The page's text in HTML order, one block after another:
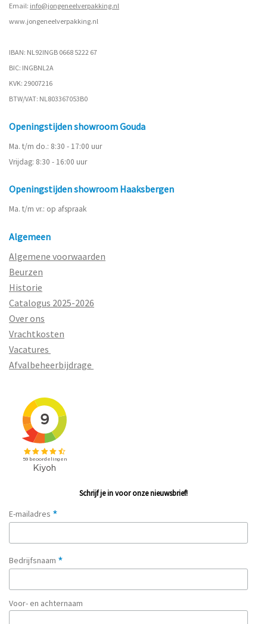
Email: info@jongeneelverpakking.nl
www.jongeneelverpakking.nl
IBAN: NL92INGB 0668 5222 67
BIC: INGBNL2A
KVK: 29007216
BTW/VAT: NL803367053B0
Openingstijden showroom Gouda
Ma. t/m do.: 8:30 - 17:00 uur
Vrijdag: 8:30 - 16:00 uur
Openingstijden showroom Haaksbergen
Ma. t/m vr.: op afspraak
Algemeen
Algemene voorwaarden
Beurzen
Historie
Catalogus 2025-2026
Over ons
Vrachtkosten
Vacatures
Afvalbeheerbijdrage
Schrijf je in voor onze nieuwsbrief!
E-mailadres *
Bedrijfsnaam *
Voor- en achternaam